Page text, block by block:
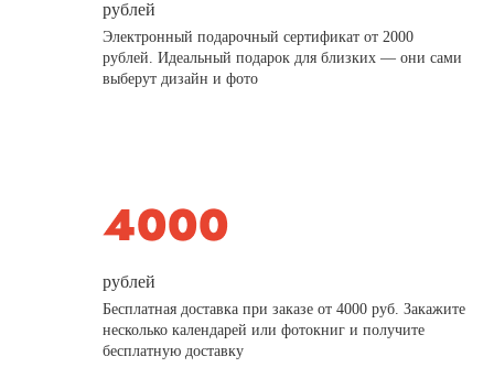
рублей
Электронный подарочный сертификат от 2000
рублей. Идеальный подарок для близких — они сами
выберут дизайн и фото
рублей
Бесплатная доставка при заказе от 4000 руб. Закажите
несколько календарей или фотокниг и получите
бесплатную доставку